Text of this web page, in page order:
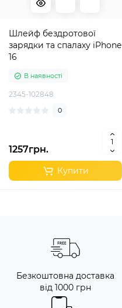
Шлейф бездротової
зарядки та спалаху iPhone
16
В наявності
2345-102848
0
1257грн.
Купити
Безкоштовна доставка
від 1000 грн